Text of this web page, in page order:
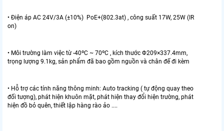
• Điện áp AC 24V/3A (±10%) PoE+(802.3at) , công suất 17W, 25W (IR
on)
• Môi trường làm việc từ -40ºC ~ 70ºC , kích thước Φ209×337.4mm,
trọng lượng 9.1kg, sản phẩm đã bao gồm nguồn và chân đế đi kèm
• Hỗ trợ các tính năng thông minh: Auto tracking ( tự động quay theo
đối tượng), phát hiện khuôn mặt, phát hiện thay đổi hiện trường, phát
hiện đồ bỏ quên, thiết lập hàng rào ảo ....